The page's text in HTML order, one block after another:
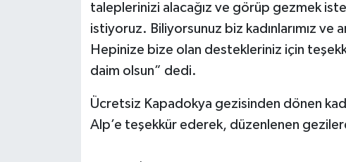
taleplerinizi alacağız ve görüp gezmek
istiyoruz. Biliyorsunuz biz kadınlarımız ve
Hepinize bize olan destekleriniz için
daim olsun” dedi.
Ücretsiz Kapadokya gezisinden dönen
Alp’e teşekkür ederek, düzenlenen